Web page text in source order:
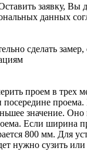
заявку, Вы
данных
сделать замер,
проем в трех
значение. Оно
Если ширина
800 мм. Для
нужно сузить